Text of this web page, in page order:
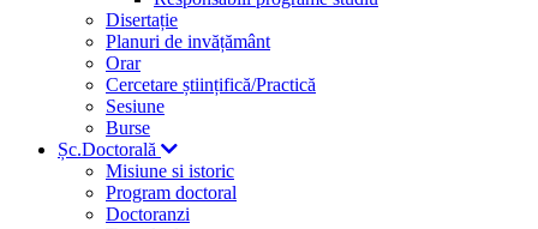
Disertație
Planuri de invățământ
Orar
Cercetare științifică/Practică
Sesiune
Burse
Șc.Doctorală
Misiune si istoric
Program doctoral
Doctoranzi